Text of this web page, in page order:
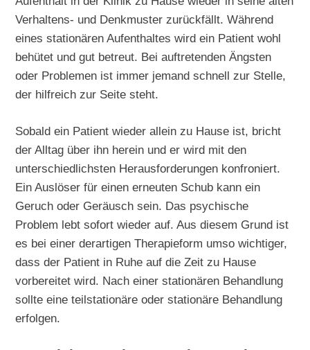
Verhaltens- und Denkmuster zurückfällt. Während
eines stationären Aufenthaltes wird ein Patient wohl
behütet und gut betreut. Bei auftretenden Ängsten
oder Problemen ist immer jemand schnell zur Stelle,
der hilfreich zur Seite steht.
Sobald ein Patient wieder allein zu Hause ist, bricht
der Alltag über ihn herein und er wird mit den
unterschiedlichsten Herausforderungen konfroniert.
Ein Auslöser für einen erneuten Schub kann ein
Geruch oder Geräusch sein. Das psychische
Problem lebt sofort wieder auf. Aus diesem Grund ist
es bei einer derartigen Therapieform umso wichtiger,
dass der Patient in Ruhe auf die Zeit zu Hause
vorbereitet wird. Nach einer stationären Behandlung
sollte eine teilstationäre oder stationäre Behandlung
erfolgen.